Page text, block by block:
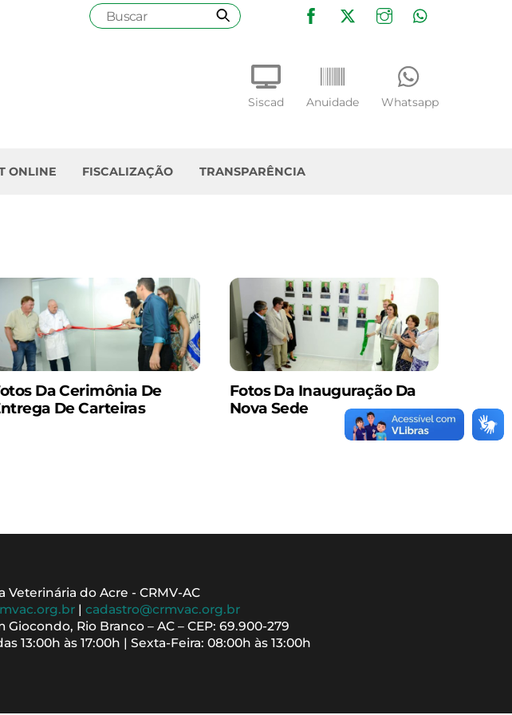
ONLINE FISCALIZAÇÃO TRANSPARÊNCIA
Siscad Anuidade Whatsapp
FacebookTwitter Instagram
Da Cerimônia De
De Carteiras
Fotos Da Inauguração Da
Nova Sede
do Acre - CRMV-AC
| cadastro@crmvac.org.br
Rio Branco – AC – CEP: 69.900-279
13:00h às 17:00h | Sexta-Feira: 08:00h às 13:00h